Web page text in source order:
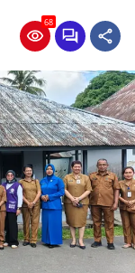
68